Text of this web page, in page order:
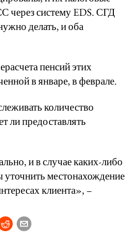
через систему EDS. СГД
делать, и оба
пенсий этих
в январе, в феврале.
количество
ли предоставлять
и в случае каких-либо
местонахождение
клиента», –